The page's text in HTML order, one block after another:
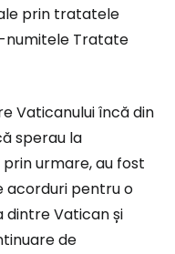
prin tratatele
numitele Tratate
Vaticanului încă din
sperau la
urmare, au fost
acorduri pentru o
dintre Vatican și
de